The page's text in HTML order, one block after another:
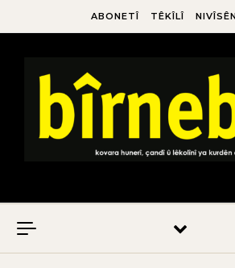
ABONETÎ TÊKÎLÎ